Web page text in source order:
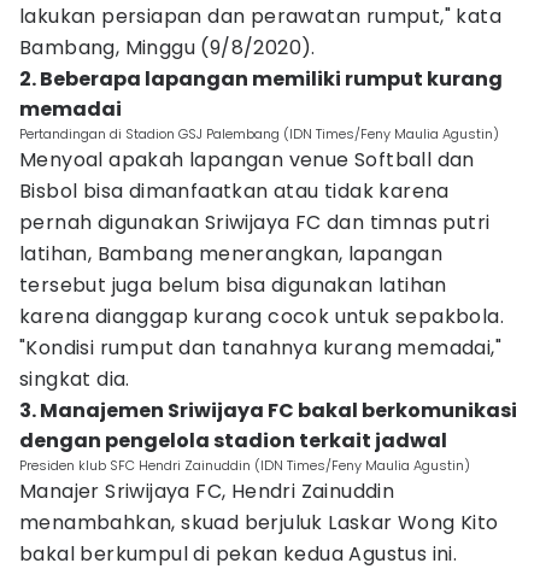
lakukan persiapan dan perawatan rumput," kata
Bambang, Minggu (9/8/2020).
2. Beberapa lapangan memiliki rumput kurang
memadai
Pertandingan di Stadion GSJ Palembang (IDN Times/Feny Maulia Agustin)
Menyoal apakah lapangan venue Softball dan
Bisbol bisa dimanfaatkan atau tidak karena
pernah digunakan Sriwijaya FC dan timnas putri
latihan, Bambang menerangkan, lapangan
tersebut juga belum bisa digunakan latihan
karena dianggap kurang cocok untuk sepakbola.
"Kondisi rumput dan tanahnya kurang memadai,"
singkat dia.
3. Manajemen Sriwijaya FC bakal berkomunikasi
dengan pengelola stadion terkait jadwal
Presiden klub SFC Hendri Zainuddin (IDN Times/Feny Maulia Agustin)
Manajer Sriwijaya FC, Hendri Zainuddin
menambahkan, skuad berjuluk Laskar Wong Kito
bakal berkumpul di pekan kedua Agustus ini.